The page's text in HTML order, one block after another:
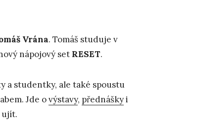
Vrána. Tomáš studuje v
nápojový set RESET.
a studentky, ale také spoustu
Jde ovýstavy, přednáškyi
ujít.